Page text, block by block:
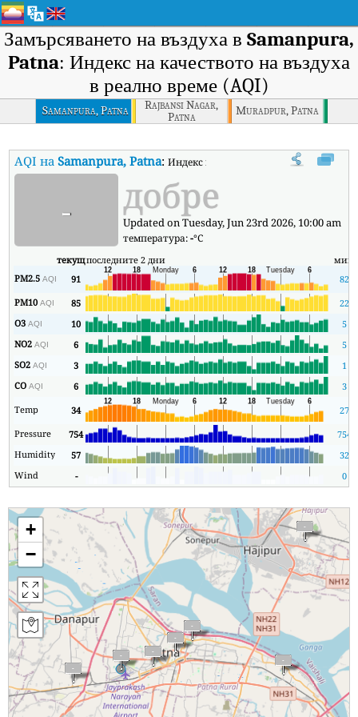
Замърсяването на въздуха в Samanpura,
Patna: Индекс на качеството на въздуха
в реално време (AQI)
Samanpura, Patna
Rajbansi Nagar,
Patna
Muradpur, Patna
AQI наSamanpura, Patna:Индекс на качеството на въздуха в
- добре
Updated on Tuesday, Jun 23rd 2026, 10:00 am
температура:-°C
текущпоследните 2 дни мин
PM2.5AQI 91
82
PM10AQI 85
22
O3AQI 10
5
NO2AQI 6
5
SO2AQI 3
1
COAQI 6
3
Temp
34
27
Pressure
754
754
Humidity
57
32
Wind
- 0
+
−